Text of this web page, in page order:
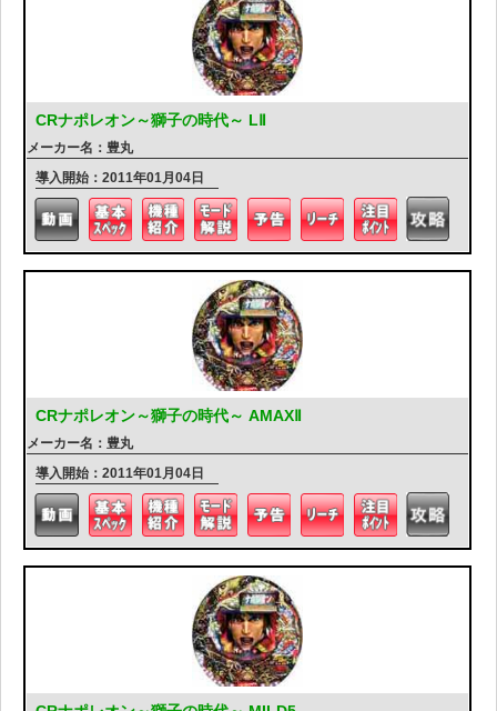
CRナポレオン～獅子の時代～ LⅡ
メーカー名：豊丸
導入開始：2011年01月04日
CRナポレオン～獅子の時代～ AMAXⅡ
メーカー名：豊丸
導入開始：2011年01月04日